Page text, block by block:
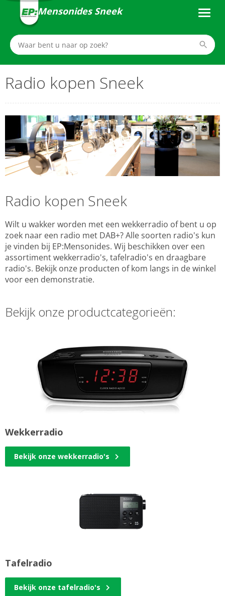
Mensonides Sneek
Radio kopen Sneek
Radio kopen Sneek
Wilt u wakker worden met een wekkerradio of bent u op
zoek naar een radio met DAB+? Alle soorten radio's kun
je vinden bij EP:Mensonides. Wij beschikken over een
assortiment wekkerradio's, tafelradio's en draagbare
radio's. Bekijk onze producten of kom langs in de winkel
voor een demonstratie.
Bekijk onze productcategorieën:
Wekkerradio
Bekijk onze wekkerradio's
Tafelradio
Bekijk onze tafelradio's